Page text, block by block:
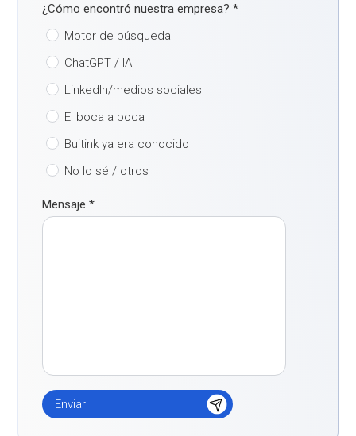
¿Cómo encontró nuestra empresa?*
Motor de búsqueda
ChatGPT / IA
LinkedIn/medios sociales
El boca a boca
Buitink ya era conocido
No lo sé / otros
Mensaje*